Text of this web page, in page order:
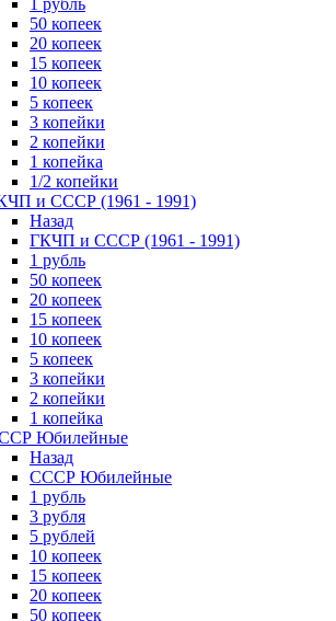
1 рубль
50 копеек
20 копеек
15 копеек
10 копеек
5 копеек
3 копейки
2 копейки
1 копейка
1/2 копейки
и СССР (1961 - 1991)
Назад
ГКЧП и СССР (1961 - 1991)
1 рубль
50 копеек
20 копеек
15 копеек
10 копеек
5 копеек
3 копейки
2 копейки
1 копейка
Юбилейные
Назад
СССР Юбилейные
1 рубль
3 рубля
5 рублей
10 копеек
15 копеек
20 копеек
50 копеек